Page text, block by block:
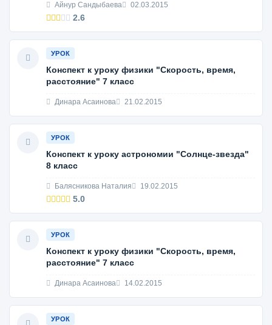
Айнур Сандыбаева 02.03.2015
2.6
УРОК
Конспект к уроку физики "Скорость, время,
расстояние" 7 класс
Динара Асаинова 21.02.2015
УРОК
Конспект к уроку астрономии "Солнце-звезда"
8 класс
Балясникова Наталия 19.02.2015
5.0
УРОК
Конспект к уроку физики "Скорость, время,
расстояние" 7 класс
Динара Асаинова 14.02.2015
УРОК